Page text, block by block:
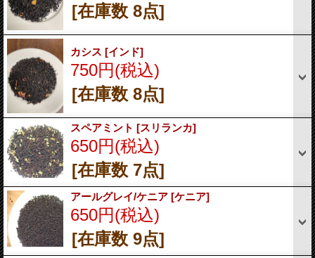
[在庫数 8点]
カシス [インド]
750円(税込)
[在庫数 8点]
スペアミント [スリランカ]
650円(税込)
[在庫数 7点]
アールグレイ/ケニア [ケニア]
650円(税込)
[在庫数 9点]